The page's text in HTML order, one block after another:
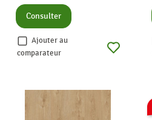
Consulter
Ajouter au
comparateur